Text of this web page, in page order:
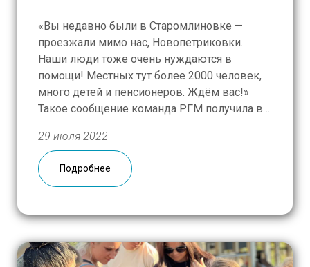
«Вы недавно были в Старомлиновке —
проезжали мимо нас, Новопетриковки.
Наши люди тоже очень нуждаются в
помощи! Местных тут более 2000 человек,
много детей и пенсионеров. Ждём вас!»
Такое сообщение команда РГМ получила в
следующий день, 28 июля, с раннего утра
выехала в сторону Новопетриковки. На
этот раз, […]
29 июля 2022
Подробнее